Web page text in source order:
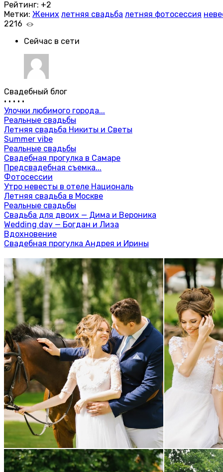
Рейтинг: +2
Метки: Жених летняя свадьба летняя фотосессия
2216
Сейчас в сети
Свадебный блог
• • • • •
Улочки любимого города...
Реальные свадьбы
Летняя свадьба Никиты и Светы
Summer vibe
Реальные свадьбы
Свадебная прогулка в Самаре
Предсвадебная съемка...
Фотосессии
Утро невесты в отеле Националь
Летняя свадьба в Москве
Реальные свадьбы
Свадьба для двоих — Дима и Вероника
Wedding day — Богдан и Лиза
Вдохновение
Свадебная прогулка Андрея и Ирины